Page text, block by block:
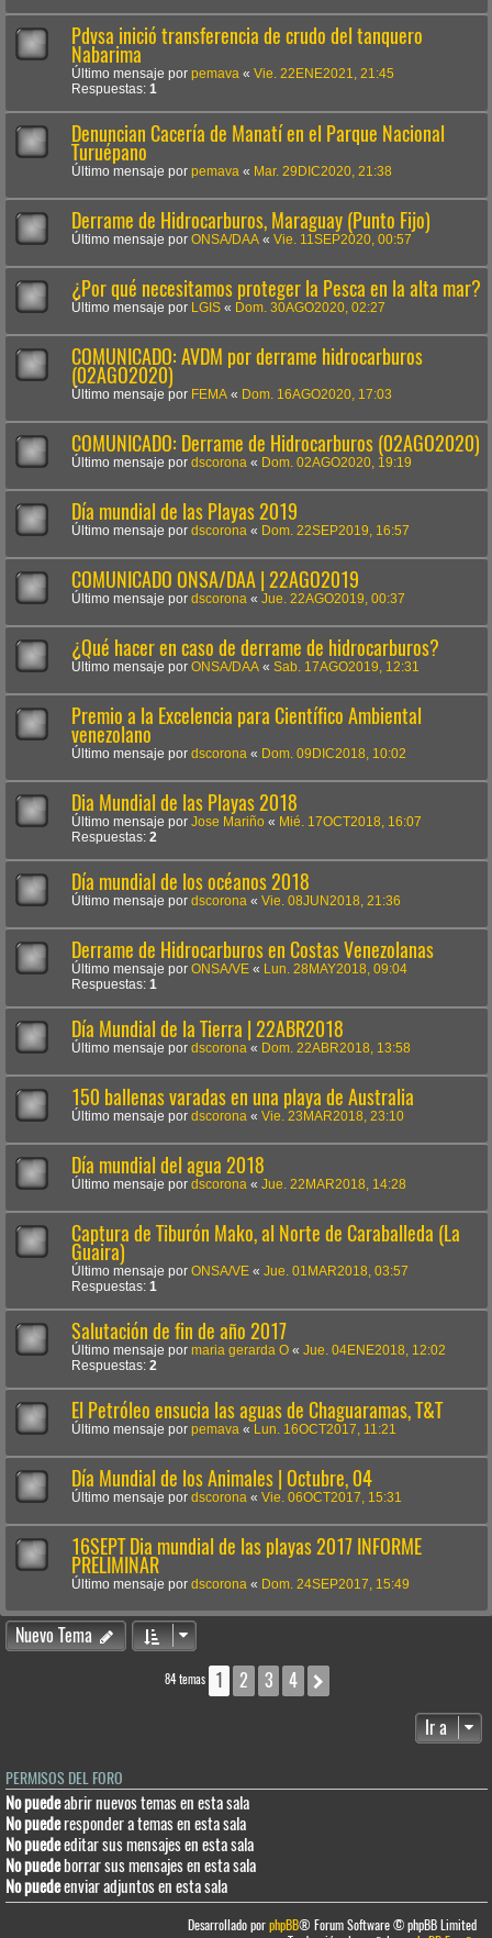
Pdvsa inició transferencia de crudo del tanquero
Nabarima
Último mensaje por pemava « Vie. 22ENE2021, 21:45
Respuestas: 1
Denuncian Cacería de Manatí en el Parque Nacional
Turuépano
Último mensaje por pemava « Mar. 29DIC2020, 21:38
Derrame de Hidrocarburos, Maraguay (Punto Fijo)
Último mensaje por ONSA/DAA « Vie. 11SEP2020, 00:57
¿Por qué necesitamos proteger la Pesca en la alta mar?
Último mensaje por LGIS « Dom. 30AGO2020, 02:27
COMUNICADO: AVDM por derrame hidrocarburos
(02AGO2020)
Último mensaje por FEMA « Dom. 16AGO2020, 17:03
COMUNICADO: Derrame de Hidrocarburos (02AGO2020)
Último mensaje por dscorona « Dom. 02AGO2020, 19:19
Día mundial de las Playas 2019
Último mensaje por dscorona « Dom. 22SEP2019, 16:57
COMUNICADO ONSA/DAA | 22AGO2019
Último mensaje por dscorona « Jue. 22AGO2019, 00:37
¿Qué hacer en caso de derrame de hidrocarburos?
Último mensaje por ONSA/DAA « Sab. 17AGO2019, 12:31
Premio a la Excelencia para Científico Ambiental
venezolano
Último mensaje por dscorona « Dom. 09DIC2018, 10:02
Dia Mundial de las Playas 2018
Último mensaje por Jose Mariño « Mié. 17OCT2018, 16:07
Respuestas: 2
Día mundial de los océanos 2018
Último mensaje por dscorona « Vie. 08JUN2018, 21:36
Derrame de Hidrocarburos en Costas Venezolanas
Último mensaje por ONSA/VE «
Lun. 28MAY2018, 09:04
Respuestas: 1
Día Mundial de la Tierra | 22ABR2018
Último mensaje por dscorona « Dom. 22ABR2018, 13:58
150 ballenas varadas en una playa de Australia
Último mensaje por dscorona « Vie. 23MAR2018, 23:10
Día mundial del agua 2018
Último mensaje por dscorona « Jue. 22MAR2018, 14:28
Captura de Tiburón Mako, al Norte de Caraballeda (La
Guaira)
Último mensaje por ONSA/VE « Jue. 01MAR2018, 03:57
Respuestas: 1
Salutación de fin de año 2017
Último mensaje por maria gerarda O « Jue. 04ENE2018, 12:02
Respuestas: 2
El Petróleo ensucia las aguas de Chaguaramas, T&T
Último mensaje por pemava « Lun. 16OCT2017, 11:21
Día Mundial de los Animales | Octubre, 04
Último mensaje por dscorona « Vie. 06OCT2017, 15:31
16SEPT Dia mundial de las playas 2017 INFORME
PRELIMINAR
Último mensaje por dscorona « Dom. 24SEP2017, 15:49
Nuevo Tema
84 temas 1 2 3 4
Ir a
PERMISOS DEL FORO
No puedeabrir nuevos temas en esta sala
No puederesponder a temas en esta sala
No puedeeditar sus mensajes en esta sala
No puedeborrar sus mensajes en esta sala
No puedeenviar adjuntos en esta sala
Desarrollado porphpBB® Forum Software © phpBB Limited